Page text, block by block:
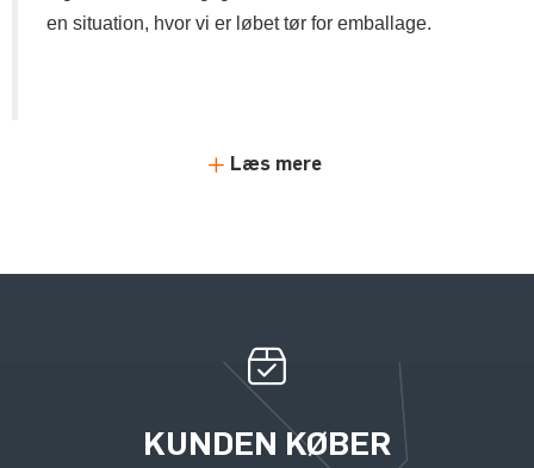
en situation, hvor vi er løbet tør for emballage.
Læs mere
KUNDEN KØBER